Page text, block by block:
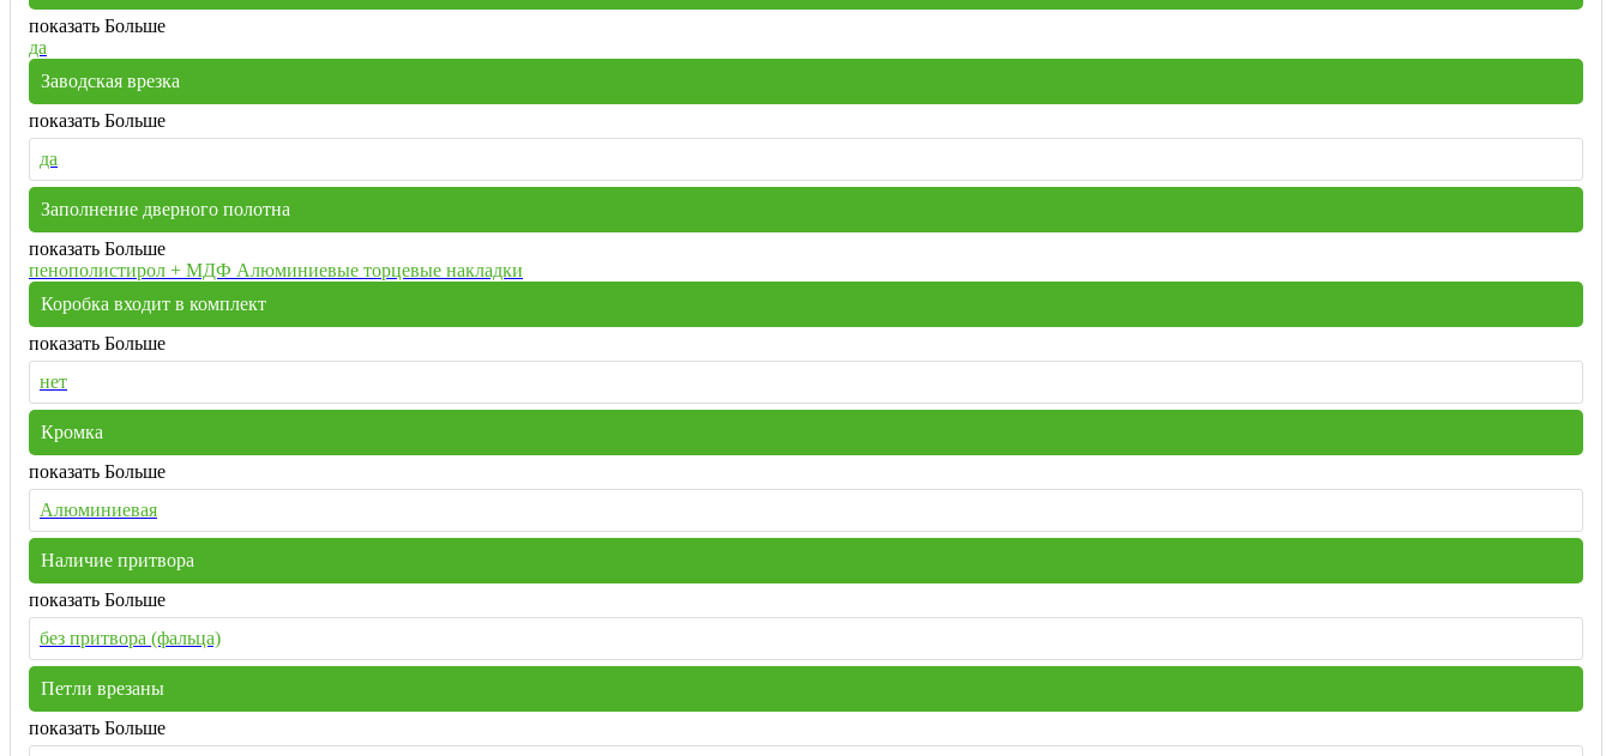
показать Больше
да
Заводская врезка
показать Больше
да
Заполнение дверного полотна
показать Больше
пенополистирол + МДФ Алюминиевые торцевые накладки
Коробка входит в комплект
показать Больше
нет
Кромка
показать Больше
Алюминиевая
Наличие притвора
показать Больше
без притвора (фальца)
Петли врезаны
показать Больше